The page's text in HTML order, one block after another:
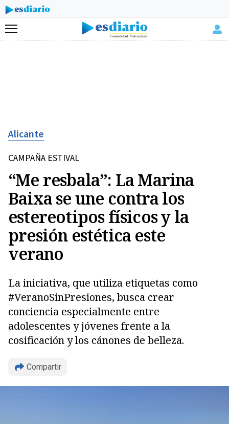
Menú
Alicante
CAMPAÑA ESTIVAL
“Me resbala”: La Marina
Baixa se une contra los
estereotipos físicos y la
presión estética este
verano
La iniciativa, que utiliza etiquetas como
#VeranoSinPresiones, busca crear
conciencia especialmente entre
adolescentes y jóvenes frente a la
cosificación y los cánones de belleza.
Compartir
Copiar